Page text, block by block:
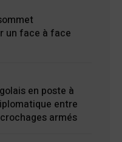
un face à face
en poste à
entre
armés